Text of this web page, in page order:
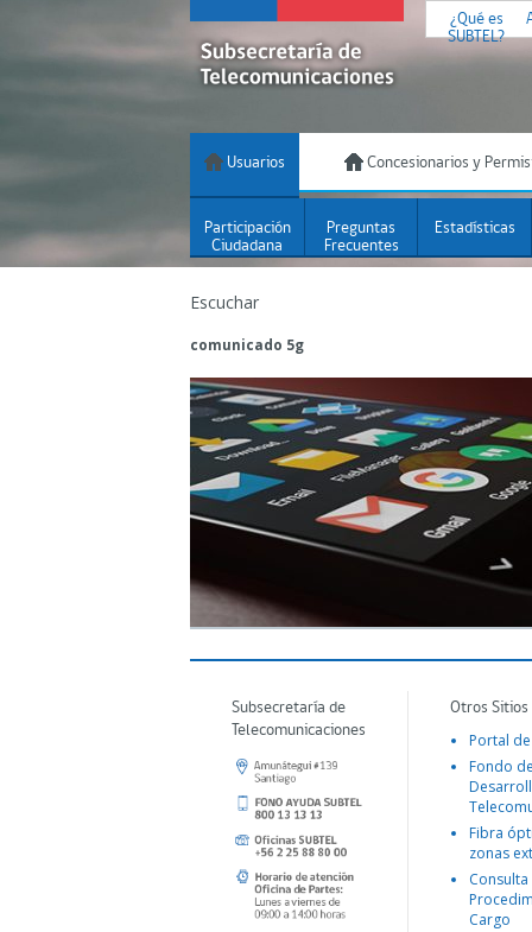
¿Qué es
SUBTEL?
Usuarios Concesionarios y
Participación
Ciudadana
Preguntas
Frecuentes
Estadísticas
Escuchar
comunicado 5g
Subsecretaría de
Telecomunicaciones
Otros
Portal
Fondo
Fibra
zonas
Consulta
Cargo